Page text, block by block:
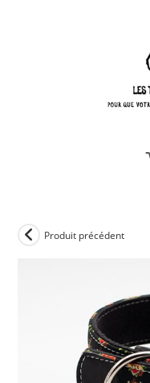
Produit précédent